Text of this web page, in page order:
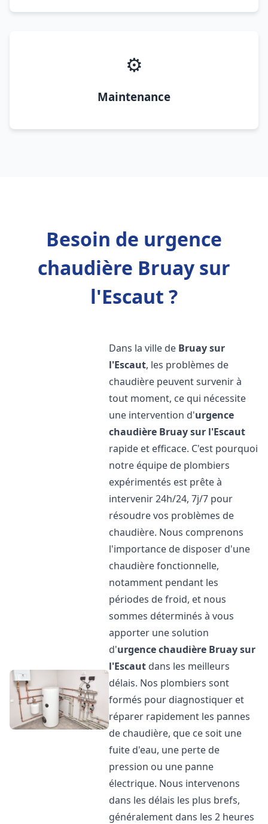
⚙️
Maintenance
Besoin de urgence
chaudière Bruay sur
l'Escaut ?
Dans la ville de Bruay sur
l'Escaut, les problèmes de
chaudière peuvent survenir à
tout moment, ce qui nécessite
une intervention d'urgence
chaudière Bruay sur l'Escaut
rapide et efficace. C'est pourquoi
notre équipe de plombiers
expérimentés est prête à
intervenir 24h/24, 7j/7 pour
résoudre vos problèmes de
chaudière. Nous comprenons
l'importance de disposer d'une
chaudière fonctionnelle,
notamment pendant les
périodes de froid, et nous
sommes déterminés à vous
apporter une solution
d'urgence chaudière Bruay sur
l'Escaut dans les meilleurs
délais. Nos plombiers sont
formés pour diagnostiquer et
réparer rapidement les pannes
de chaudière, que ce soit une
fuite d'eau, une perte de
pression ou une panne
électrique. Nous intervenons
dans les délais les plus brefs,
généralement dans les 2 heures